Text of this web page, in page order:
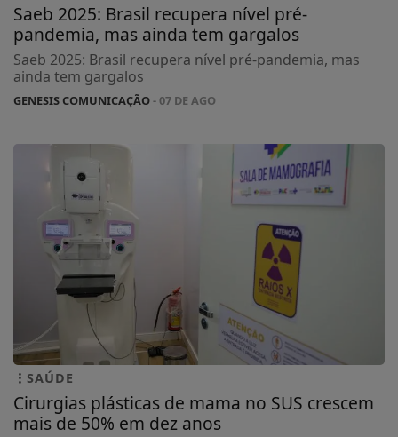
Saeb 2025: Brasil recupera nível pré-
pandemia, mas ainda tem gargalos
Saeb 2025: Brasil recupera nível pré-pandemia, mas
ainda tem gargalos
GENESIS COMUNICAÇÃO- 07 DE AGO
SAÚDE
Cirurgias plásticas de mama no SUS crescem
mais de 50% em dez anos